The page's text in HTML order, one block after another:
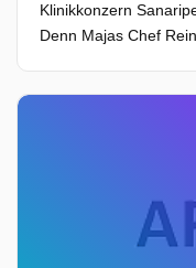
Klinikkonzern
Denn Majas Chef